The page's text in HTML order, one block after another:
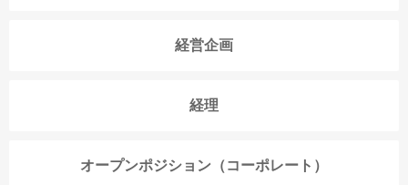
経営企画
経理
オープンポジション（コーポレート）